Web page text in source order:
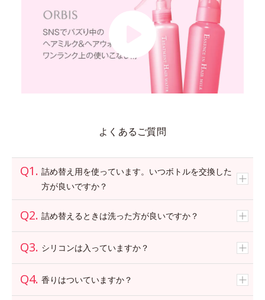
よくあるご質問
詰め替え用を使っています。いつボトルを交換した
方が良いですか？
詰め替えるときは洗った方が良いですか？
シリコンは入っていますか？
香りはついていますか？